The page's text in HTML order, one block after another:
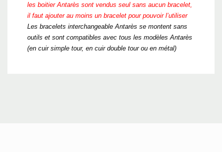
les boitier Antarès sont vendus seul sans aucun bracelet,
il faut ajouter au moins un bracelet pour pouvoir l’utiliser
Les bracelets interchangeable Antarès se montent sans
outils et sont compatibles avec tous les modèles Antarès
(en cuir simple tour, en cuir double tour ou en métal)